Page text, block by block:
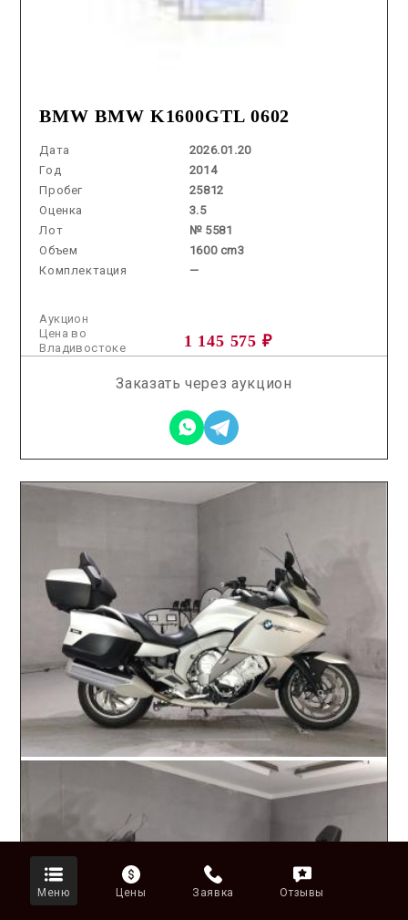
BMW BMW K1600GTL 0602
Дата
2026.01.20
Год
2014
Пробег
25812
Оценка
3.5
Лот
№ 5581
Объем
1600 cm3
Комплектация
—
Аукцион
1 145 575 ₽
Цена во
Владивостоке
Заказать через аукцион
Меню Цены Заявка Отзывы